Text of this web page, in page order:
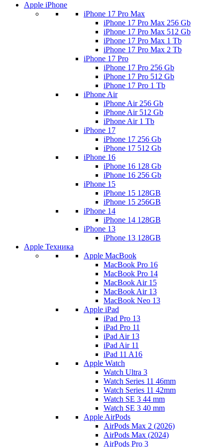
Apple iPhone
iPhone 17 Pro Max
iPhone 17 Pro Max 256 Gb
iPhone 17 Pro Max 512 Gb
iPhone 17 Pro Max 1 Tb
iPhone 17 Pro Max 2 Tb
iPhone 17 Pro
iPhone 17 Pro 256 Gb
iPhone 17 Pro 512 Gb
iPhone 17 Pro 1 Tb
iPhone Air
iPhone Air 256 Gb
iPhone Air 512 Gb
iPhone Air 1 Tb
iPhone 17
iPhone 17 256 Gb
iPhone 17 512 Gb
iPhone 16
iPhone 16 128 Gb
iPhone 16 256 Gb
iPhone 15
iPhone 15 128GB
iPhone 15 256GB
iPhone 14
iPhone 14 128GB
iPhone 13
iPhone 13 128GB
Apple Техника
Apple MacBook
MacBook Pro 16
MacBook Pro 14
MacBook Air 15
MacBook Air 13
MacBook Neo 13
Apple iPad
iPad Pro 13
iPad Pro 11
iPad Air 13
iPad Air 11
iPad 11 A16
Apple Watch
Watch Ultra 3
Watch Series 11 46mm
Watch Series 11 42mm
Watch SE 3 44 mm
Watch SE 3 40 mm
Apple AirPods
AirPods Max 2 (2026)
AirPods Max (2024)
AirPods Pro 3